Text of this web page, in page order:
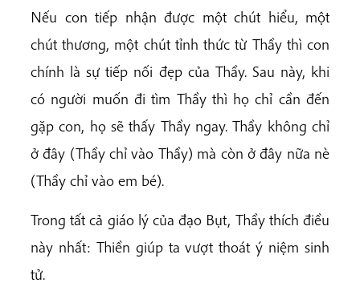
Nếu con tiếp nhận được một chút hiểu, một
chút thương, một chút tỉnh thức từ Thầy thì con
chính là sự tiếp nối đẹp của Thầy. Sau này, khi
có người muốn đi tìm Thầy thì họ chỉ cần đến
gặp con, họ sẽ thấy Thầy ngay. Thầy không chỉ
ở đây (Thầy chỉ vào Thầy) mà còn ở đây nữa nè
(Thầy chỉ vào em bé).
Trong tất cả giáo lý của đạo Bụt, Thầy thích điều
này nhất: Thiền giúp ta vượt thoát ý niệm sinh
tử.